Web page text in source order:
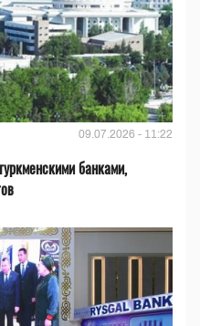
09.07.2026 - 11:22
банками,